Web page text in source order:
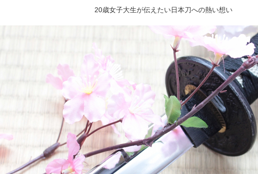
20歳女子大生が伝えたい日本刀への熱い想い